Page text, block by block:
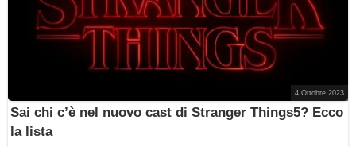
4 Ottobre 2023
Sai chi c’è nel nuovo cast di Stranger Things5? Ecco
la lista